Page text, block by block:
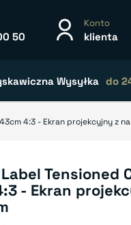
50
Konto
klienta
Wysyłka do
4:3 - Ekran projekcyjny z
Tensioned
- Ekran